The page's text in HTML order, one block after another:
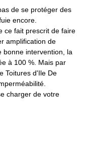
de se protéger des
encore.
ce fait prescrit de faire
amplification de
bonne intervention, la
à 100 %. Mais par
Toitures d'Ile De
charger de votre